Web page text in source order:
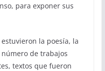
para exponer sus
la poesía, la
de trabajos
textos que fueron